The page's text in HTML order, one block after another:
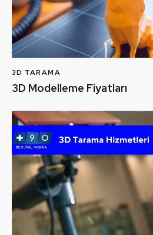
3D TARAMA
3D Modelleme Fiyatları